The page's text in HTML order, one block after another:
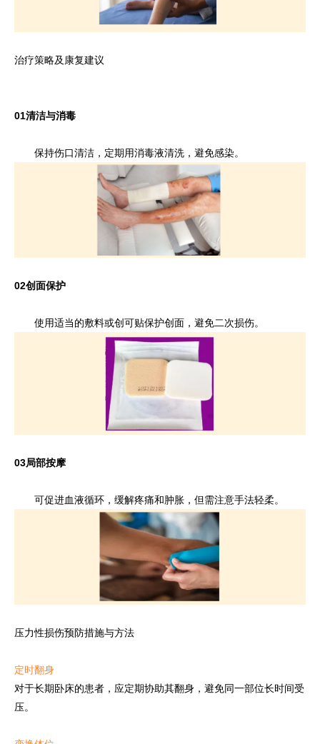
治疗策略及康复建议
01清洁与消毒
保持伤口清洁，定期用消毒液清洗，避免感染。
02创面保护
使用适当的敷料或创可贴保护创面，避免二次损伤。
03局部按摩
可促进血液循环，缓解疼痛和肿胀，但需注意手法轻柔。
压力性损伤预防措施与方法
定时翻身
对于长期卧床的患者，应定期协助其翻身，避免同一部位长时间受
压。